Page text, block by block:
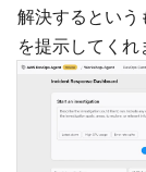
解決するという
を提示してくれ